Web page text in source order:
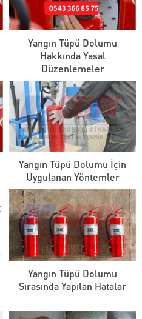
Yangın Tüpü Dolumu
Hakkında Yasal
Düzenlemeler
Yangın Tüpü Dolumu İçin
Uygulanan Yöntemler
Yangın Tüpü Dolumu
Sırasında Yapılan Hatalar